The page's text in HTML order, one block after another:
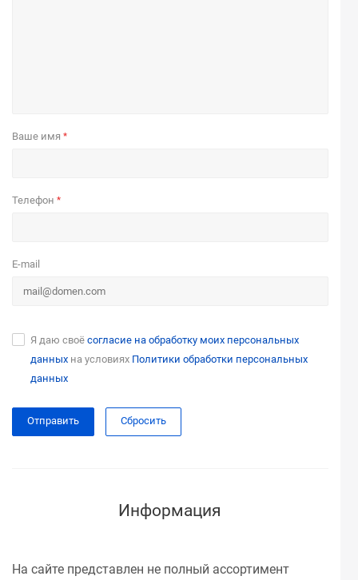
Ваше имя *
Телефон *
E-mail
Я даю своё согласие на обработку моих персональных
данных на условиях Политики обработки персональных
данных
Сбросить
Информация
На сайте представлен не полный ассортимент